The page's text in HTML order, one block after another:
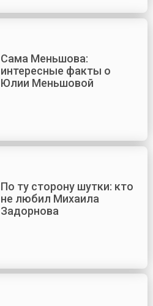
Сама Меньшова:
интересные факты о
Юлии Меньшовой
По ту сторону шутки: кто
не любил Михаила
Задорнова